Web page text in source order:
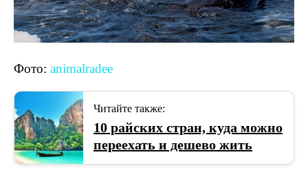
Фото: animalradee
Читайте также:
10 райских стран, куда можно
переехать и дешево жить